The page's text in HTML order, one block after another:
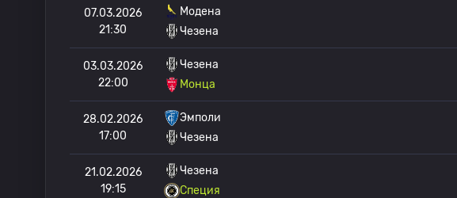
07.03.2026
21:30
Модена
Чезена
03.03.2026
22:00
Чезена
Монца
28.02.2026
17:00
Эмполи
Чезена
21.02.2026
19:15
Чезена
Специя